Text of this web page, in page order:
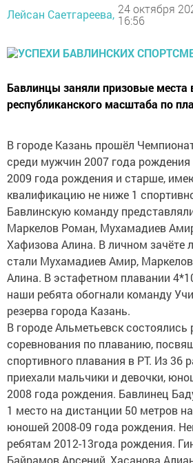
Лейсан Саетгареева, 24 октября
16:56
Бавлинцы заняли призовые места
республиканского масштаба по
В городе Казань прошёл
среди мужчин 2007 года
2009 года рождения и старше,
квалификацию не ниже 1
Бавлинскую команду
Маркелов Роман, Мухамадиев
Хафизова Алина. В личном зачёте
стали Мухамадиев Амир,
Алина. В эстафетном плавании
наши ребята обогнали команду
резерва города Казань.
В городе Альметьевск состоялись
соревнования по плаванию,
спортивного плавания в РТ. Из 36
приехали мальчики и девочки,
2008 года рождения. Бавлинец
1 место на дистанции 50 метров
юношей 2008-09 года рождения.
ребятам 2012-13года рождения.